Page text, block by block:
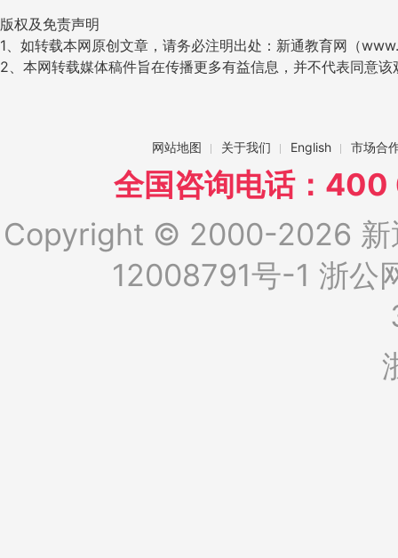
版权及免责声明
1、如转载本网原创文章，请务必注明出处：新通教育网（
2、本网转载媒体稿件旨在传播更多有益信息，并不代表同意
网站地图 关于我们 English 市场合
全国咨询电话：
Copyright © 2000-2026 新
12008791号-1 浙公